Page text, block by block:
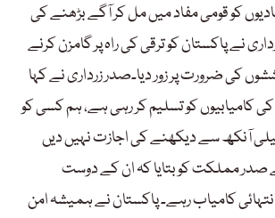
کو قومی مفاد میں مل کر آگے بڑھنے کی
نے پاکستان کو ترقی کی راہ پر گامزن کرنے
کی ضرورت پر زور دیا۔صدر زرداری نے کہا
کامیابیوں کو تسلیم کر رہی ہے، ہم کسی کو
آنکھ سے دیکھنے کی اجازت نہیں دیں
مملکت کو بتایا کہ ان کے دوست
کامیاب رہے۔ پاکستان نے ہمیشہ امن